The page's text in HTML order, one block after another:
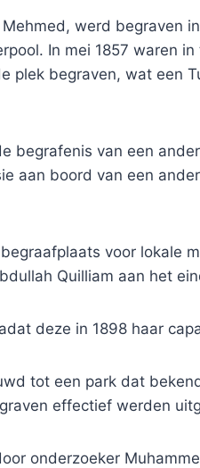
werd begraven
In mei 1857 waren
plek begraven, wat een
begrafenis van een
aan boord van een
voor lokale
Quilliam aan het
deze in 1898 haar
tot een park dat
effectief werden
onderzoeker